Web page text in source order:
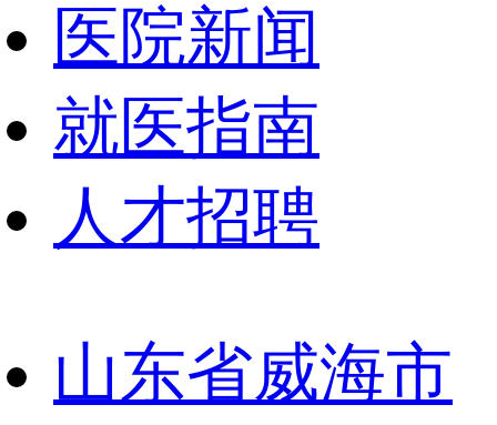
医院新闻
就医指南
人才招聘
山东省威海市